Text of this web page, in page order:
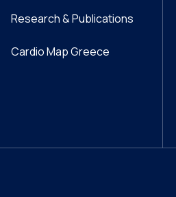
Research & Publications
Cardio Map Greece